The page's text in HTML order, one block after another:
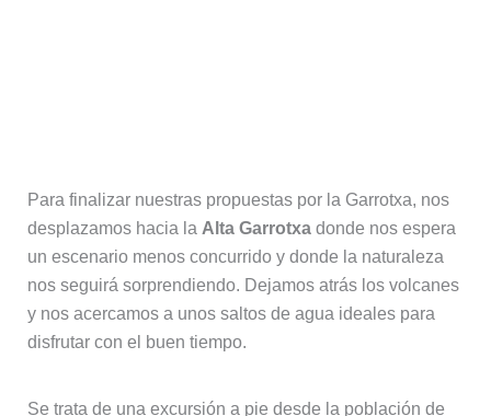
Para finalizar nuestras propuestas por la Garrotxa, nos
desplazamos hacia la Alta Garrotxadonde nos espera
un escenario menos concurrido y donde la naturaleza
nos seguirá sorprendiendo. Dejamos atrás los volcanes
y nos acercamos a unos saltos de agua ideales para
disfrutar con el buen tiempo.
Se trata de una excursión a pie desde la población de